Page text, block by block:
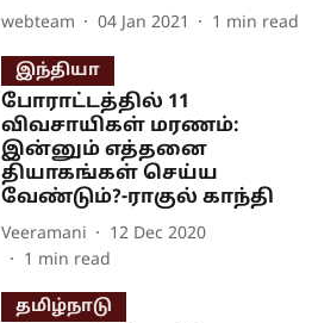
webteam 04 Jan 2021 1 min read
இந்தியா
போராட்டத்தில் 11
விவசாயிகள் மரணம்:
இன்னும் எத்தனை
தியாகங்கள் செய்ய
வேண்டும்?-ராகுல் காந்தி
Veeramani
12 Dec 2020
1 min read
தமிழ்நாடு